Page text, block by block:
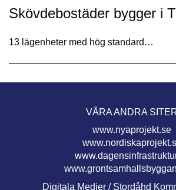
Skövdebostäder bygger i
13 lägenheter med hög standard…
VÅRA ANDRA
www.nyaprojekt.se
Digitala Medier / Stordåhd